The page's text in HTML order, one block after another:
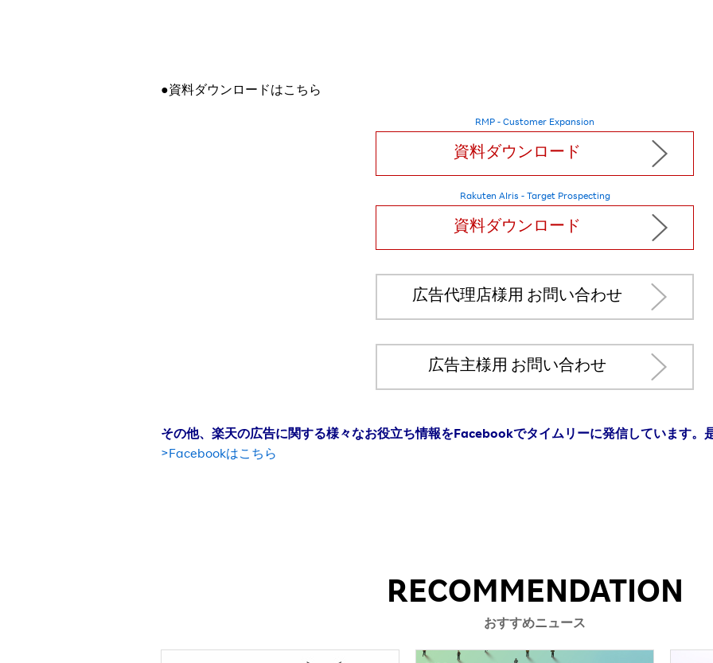
●資料ダウンロードはこちら
RMP - Customer Expansion
資料ダウンロード
Rakuten AIris - Target Prospecting
資料ダウンロード
広告代理店様用 お問い合わせ
広告主様用 お問い合わせ
その他、楽天の広告に関する様々なお役立ち情報をFacebookでタイムリーに発信しています。
>Facebookはこちら
RECOMMENDATION
おすすめニュース